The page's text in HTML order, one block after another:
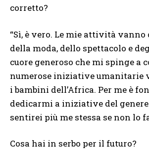
corretto?
“Sì, è vero. Le mie attività
della moda, dello spettacolo e
cuore generoso che mi spinge a
numerose iniziative umanitarie
i bambini dell’Africa. Per me è
dedicarmi a iniziative del
sentirei più me stessa se non lo
Cosa hai in serbo per il futuro?